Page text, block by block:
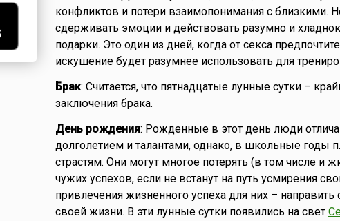
конфликтов и потери взаимопонимания с близкими.
сдерживать эмоции и действовать разумно и
подарки. Это один из дней, когда от секса
искушение будет разумнее использовать для
Брак: Считается, что пятнадцатые лунные сутки –
заключения брака.
День рождения: Рожденные в этот день люди
долголетием и талантами, однако, в школьные годы
страстям. Они могут многое потерять (в том числе и
чужих успехов, если не встанут на путь усмирения
привлечения жизненного успеха для них –
своей жизни. В эти лунные сутки появились на свет